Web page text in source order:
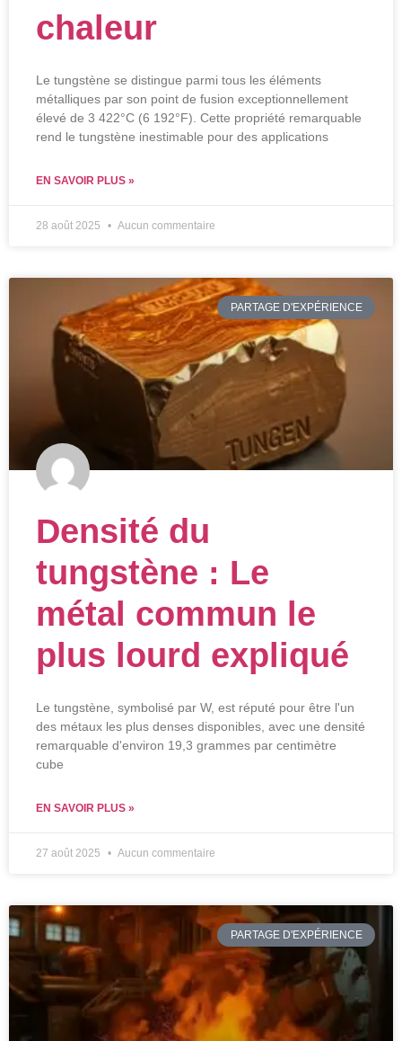
chaleur
Le tungstène se distingue parmi tous les éléments
métalliques par son point de fusion exceptionnellement
élevé de 3 422°C (6 192°F). Cette propriété remarquable
rend le tungstène inestimable pour des applications
EN SAVOIR PLUS »
28 août 2025 Aucun commentaire
PARTAGE D'EXPÉRIENCE
Densité du
tungstène : Le
métal commun le
plus lourd expliqué
Le tungstène, symbolisé par W, est réputé pour être l'un
des métaux les plus denses disponibles, avec une densité
remarquable d'environ 19,3 grammes par centimètre
cube
EN SAVOIR PLUS »
27 août 2025 Aucun commentaire
PARTAGE D'EXPÉRIENCE